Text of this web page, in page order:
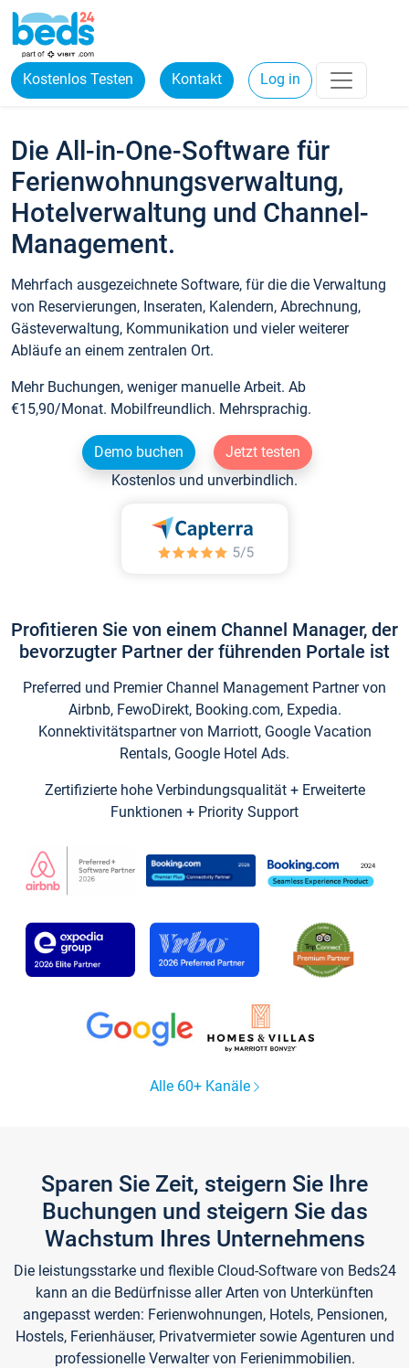
Kostenlos Testen Kontakt Log in
Die All-in-One-Software für
Ferienwohnungsverwaltung,
Hotelverwaltung und Channel-
Management.
Mehrfach ausgezeichnete Software, für die die Verwaltung
von Reservierungen, Inseraten, Kalendern, Abrechnung,
Gästeverwaltung, Kommunikation und vieler weiterer
Abläufe an einem zentralen Ort.
Mehr Buchungen, weniger manuelle Arbeit. Ab
€15,90/Monat. Mobilfreundlich. Mehrsprachig.
Demo buchen
Jetzt testen
Kostenlos und unverbindlich.
Profitieren Sie von einem Channel Manager, der
bevorzugter Partner der führenden Portale ist
Preferred und Premier Channel Management Partner von
Airbnb, FewoDirekt, Booking.com, Expedia.
Konnektivitätspartner von Marriott, Google Vacation
Rentals, Google Hotel Ads.
Zertifizierte hohe Verbindungsqualität + Erweiterte
Funktionen + Priority Support
Alle 60+ Kanäle
Sparen Sie Zeit, steigern Sie Ihre
Buchungen und steigern Sie das
Wachstum Ihres Unternehmens
Die leistungsstarke und flexible Cloud-Software von Beds24
kann an die Bedürfnisse aller Arten von Unterkünften
angepasst werden: Ferienwohnungen, Hotels, Pensionen,
Hostels, Ferienhäuser, Privatvermieter sowie Agenturen und
professionelle Verwalter von Ferienimmobilien.